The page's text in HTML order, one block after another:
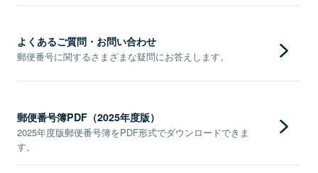
よくあるご質問・お問い合わせ
郵便番号に関するさまざまな疑問にお答えします。
郵便番号簿PDF（2025年度版）
2025年度版郵便番号簿をPDF形式でダウンロードできま
す。